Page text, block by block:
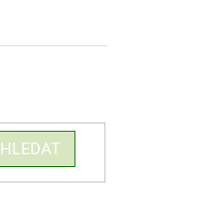
HLEDAT